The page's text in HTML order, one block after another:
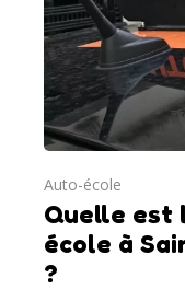
Auto-école
Quelle est
école à
?